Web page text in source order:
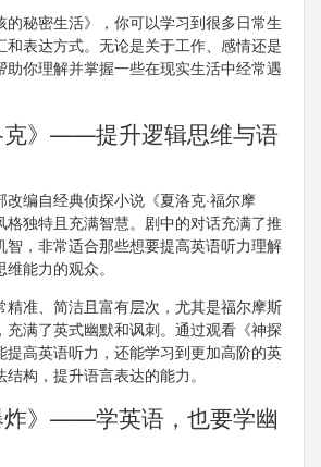
的秘密生活》，你可以学习到很多日常生
和表达方式。无论是关于工作、感情还是
助你理解并掌握一些在现实生活中经常遇
克》——提升逻辑思维与语
改编自经典侦探小说《夏洛克·福尔摩
格独特且充满智慧。剧中的对话充满了推
智，非常适合那些想要提高英语听力理解
能力的观众。
精准、简洁且富有层次，尤其是福尔摩斯
充满了英式幽默和讽刺。通过观看《神探
提高英语听力，还能学习到更加高阶的英
构，提升语言表达的能力。
炸》——学英语，也要学幽